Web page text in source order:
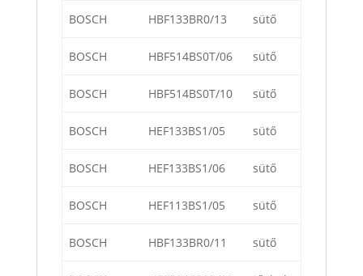
BOSCH HBF133BR0/13 sütő
BOSCH HBF514BS0T/06 sütő
BOSCH HBF514BS0T/10 sütő
BOSCH HEF133BS1/05 sütő
BOSCH HEF133BS1/06 sütő
BOSCH HEF113BS1/05 sütő
BOSCH HBF133BR0/11 sütő